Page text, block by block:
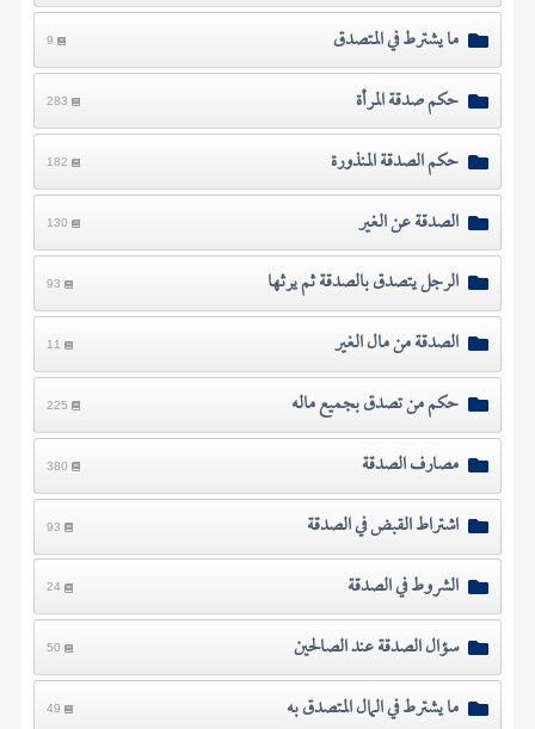
ما يشترط في المتصدق 9
حكم صدقة المرأة 283
حكم الصدقة المنذورة 182
الصدقة عن الغير 130
الرجل يتصدق بالصدقة ثم يرثها 93
الصدقة من مال الغير 11
حكم من تصدق بجميع ماله 225
مصارف الصدقة 380
اشتراط القبض في الصدقة 93
الشروط في الصدقة 24
سؤال الصدقة عند الصالحين 50
ما يشترط في المال المتصدق به 49